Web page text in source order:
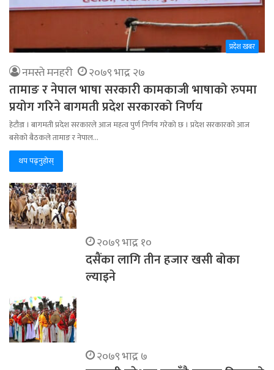
प्रदेश खबर
नमस्ते मनहरी २०७९ भाद्र २७
तामाङ र नेपाल भाषा सरकारी कामकाजी भाषाको रुपमा
प्रयोग गरिने बागमती प्रदेश सरकारको निर्णय
हेटौडा । बागमती प्रदेश सरकारले आज महत्व पुर्ण निर्णय गरेको छ । प्रदेश सरकारको आज
बसेको बैठकले तामाङ र नेपाल…
थप पढ्नुहोस्
२०७९ भाद्र १०
दसैंका लागि तीन हजार खसी बोका
ल्याइने
२०७९ भाद्र ७